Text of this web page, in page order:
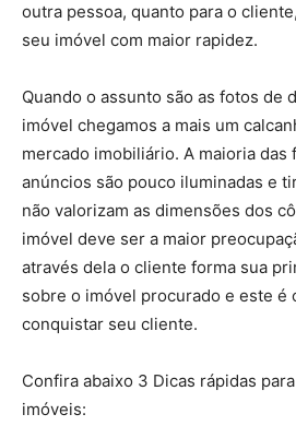
outra pessoa, quanto para o
seu imóvel com maior rapidez.
Quando o assunto são as fotos de
imóvel chegamos a mais um
mercado imobiliário. A maioria das
anúncios são pouco iluminadas e
não valorizam as dimensões dos
imóvel deve ser a maior
através dela o cliente forma sua
sobre o imóvel procurado e este é
conquistar seu cliente.
Confira abaixo 3 Dicas rápidas
imóveis: